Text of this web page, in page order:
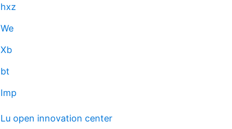
hxz
We
Xb
bt
Imp
Lu open innovation center